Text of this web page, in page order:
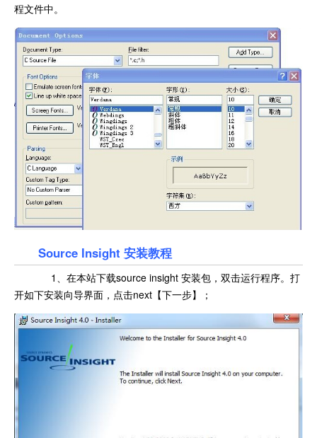
程文件中。
Source Insight 安装教程
1、在本站下载source insight 安装包，双击运行程序。打
开如下安装向导界面，点击next【下一步】；